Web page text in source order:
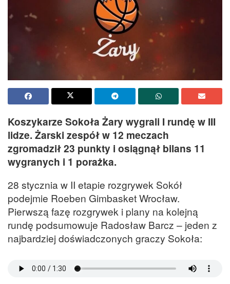
Koszykarze Sokoła Żary wygrali I rundę w III
lidze. Żarski zespół w 12 meczach
zgromadził 23 punkty i osiągnął bilans 11
wygranych i 1 porażka.
28 stycznia w II etapie rozgrywek Sokół
podejmie Roeben Gimbasket Wrocław.
Pierwszą fazę rozgrywek i plany na kolejną
rundę podsumowuje Radosław Barcz – jeden z
najbardziej doświadczonych graczy Sokoła: